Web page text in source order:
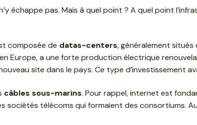
échappe pas. Mais à quel point ? A quel point
composée de datas-centers, généralement
Europe, a une forte production électrique
site dans le pays. Ce type d’investissement
câbles sous-marins. Pour rappel, internet est
télécoms qui formaient des consortiums.